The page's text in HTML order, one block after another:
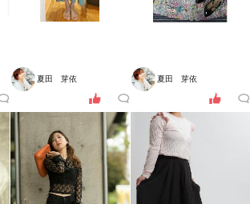
夏田 芽依 夏田 芽依